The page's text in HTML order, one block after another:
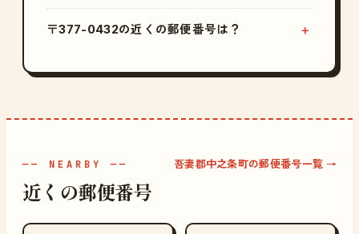
〒377-0432の近くの郵便番号は？
—— NEARBY ——
近くの郵便番号
吾妻郡中之条町の郵便番号一覧 →